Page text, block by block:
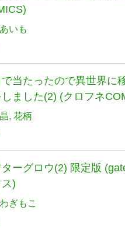
いも
当たったので異世界に
ました(2) (クロフネ
ピクシブシリーズ)
花柄
ーグロウ(2) 限定版
ス)
ぎもこ